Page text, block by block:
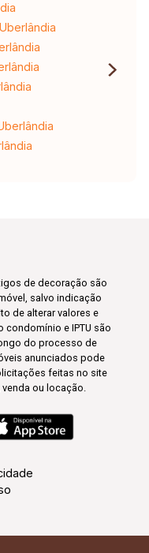
de decoração são
salvo indicação
de alterar valores e
condomínio e IPTU são
do processo de
anunciados pode
feitas no site
ou locação.